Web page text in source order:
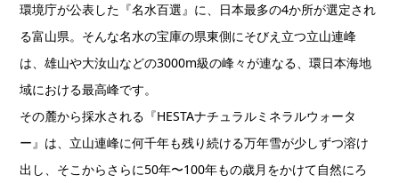
環境庁が公表した『名水百選』に、日本最多の4か所が選定され
る富山県。そんな名水の宝庫の県東側にそびえ立つ立山連峰
は、雄山や大汝山などの3000m級の峰々が連なる、環日本海地
域における最高峰です。
その麓から採水される『HESTAナチュラルミネラルウォータ
ー』は、立山連峰に何千年も残り続ける万年雪が少しずつ溶け
出し、そこからさらに50年〜100年もの歳月をかけて自然にろ